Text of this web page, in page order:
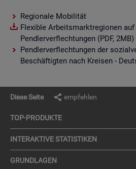
Regionale Mobilität
Flexible Arbeitsmarktregionen auf
Pendlerverflechtungen (PDF, 2MB)
Pendlerverflechtungen der
Beschäftigten nach Kreisen -
Diese Seite empfehlen
TOP-PRO­DUK­TE
IN­TER­AK­TI­VE STA­TIS­TI­KEN
GRUND­LA­GEN